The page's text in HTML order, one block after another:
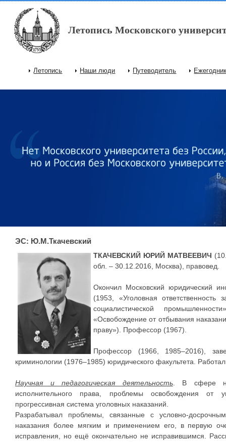
Перейти к основному содержанию
Летопись Московского
Главное меню
Летопись Наши люди Путеводитель
ЭС: Ю.М.Ткачевский
ТКАЧЕВСКИЙ ЮРИЙ МАТВЕЕВИЧ
обл. – 30.12.2016, Москва), правовед.
Окончил Московский юридический
(1953, «Уголовная ответственность
социалистической
«Освобождение от отбывания
праву»). Профессор (1967).
Профессор (1966, 1985–2016),
криминологии (1976–1985) юридического факультета.
Научная и педагогическая деятельность. В сфере
исполнительного права, проблемы освобождения от
прогрессивная система уголовных наказаний.
Разрабатывал проблемы, связанные с условно-
наказания более мягким и применением его, в первую
исправления, но ещё окончательно не исправившимся.